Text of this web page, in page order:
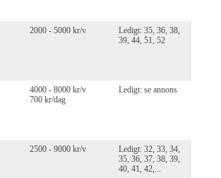
2000 - 5000 kr/v
Ledigt: 35, 36, 38,
39, 44, 51, 52
4000 - 8000 kr/v
700 kr/dag
Ledigt: se annons
2500 - 9000 kr/v
Ledigt: 32, 33, 34,
35, 36, 37, 38, 39,
40, 41, 42,...